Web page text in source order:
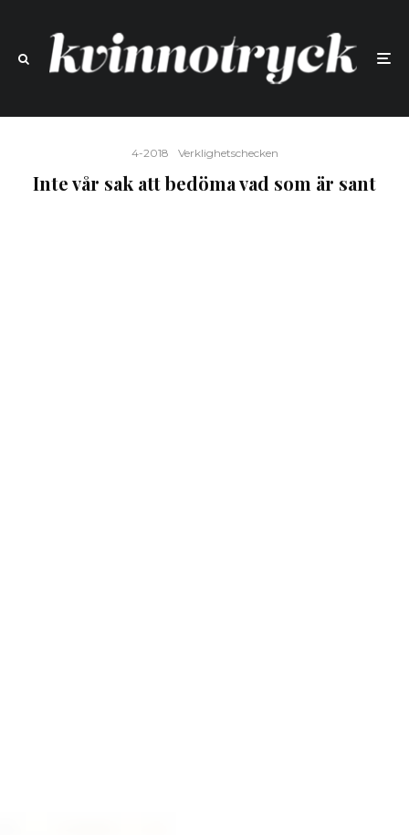
4-2018 Verklighetschecken
Inte vår sak att bedöma vad som är sant